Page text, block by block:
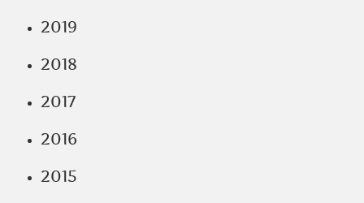
2019
2018
2017
2016
2015